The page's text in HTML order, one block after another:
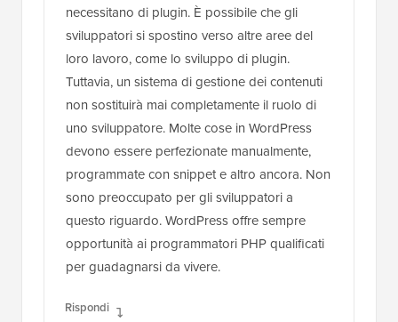
necessitano di plugin. È possibile che gli
sviluppatori si spostino verso altre aree del
loro lavoro, come lo sviluppo di plugin.
Tuttavia, un sistema di gestione dei contenuti
non sostituirà mai completamente il ruolo di
uno sviluppatore. Molte cose in WordPress
devono essere perfezionate manualmente,
programmate con snippet e altro ancora. Non
sono preoccupato per gli sviluppatori a
questo riguardo. WordPress offre sempre
opportunità ai programmatori PHP qualificati
per guadagnarsi da vivere.
Rispondi